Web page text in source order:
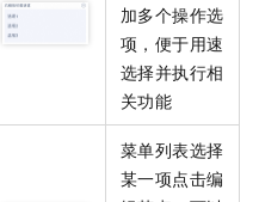
加多个操作选
项，便于用速
选择并执行相
关功能
菜单列表选择
某一项点击编